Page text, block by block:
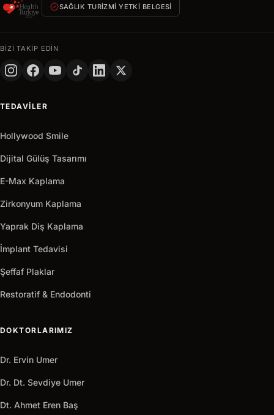
verifiedSAĞLIK TURIZMI YETKI BELGESI
BIZI TAKIP EDIN
TEDAVILER
Hollywood Smile
Dijital Gülüş Tasarımı
E-Max Kaplama
Zirkonyum Kaplama
Yaprak Diş Kaplama
İmplant Tedavisi
Şeffaf Plaklar
Restoratif & Endodonti
DOKTORLARIMIZ
Dr. Ervin Umer
Dr. Dt. Sevdiye Umer
Dt. Ahmet Eren Baş